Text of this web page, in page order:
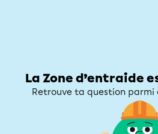
La Zone d’entraide
Retrouve ta question parmi